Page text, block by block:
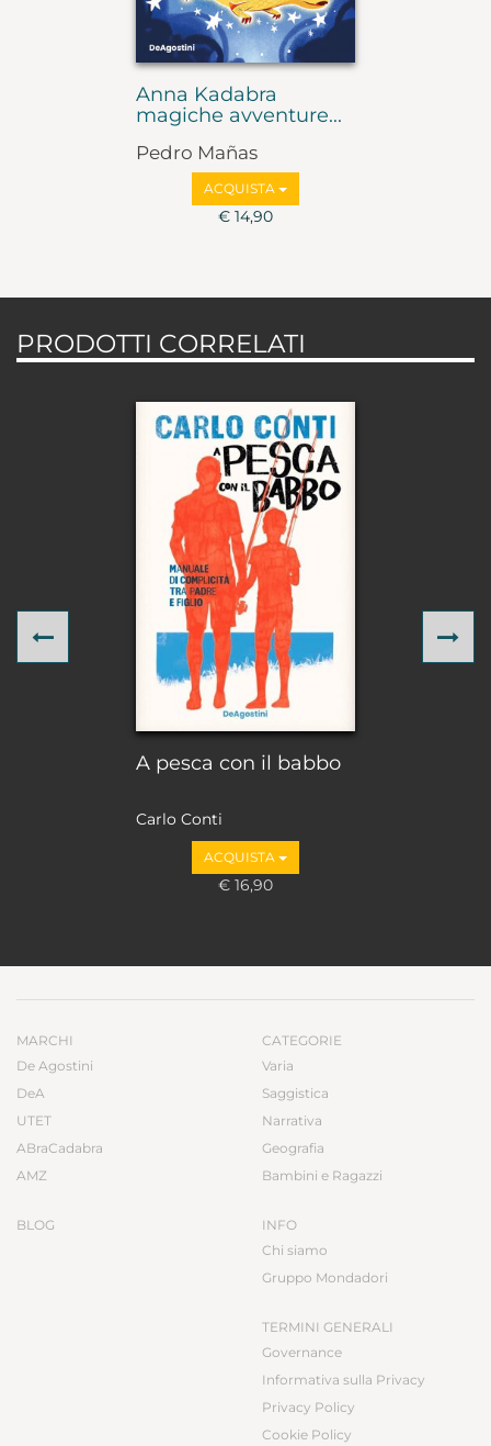
Anna Kadabra
magiche avventure...
Pedro Mañas
ACQUISTA
€ 14,90
PRODOTTI CORRELATI
A pesca con il babbo
Carlo Conti
ACQUISTA
€ 16,90
Previous
MARCHI
De Agostini
DeA
UTET
ABraCadabra
AMZ
BLOG
CATEGORIE
Varia
Saggistica
Narrativa
Geografia
Bambini e Ragazzi
INFO
Chi siamo
Gruppo Mondadori
TERMINI GENERALI
Governance
Informativa sulla Privacy
Privacy Policy
Cookie Policy